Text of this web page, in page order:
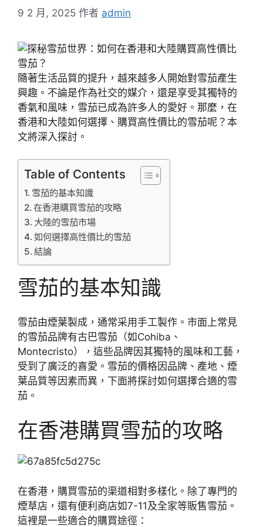
9 2 月, 2025 作者 admin
隨著生活品質的提升，越來越多人開始對雪茄產生
興趣。不論是作為社交的媒介，還是享受其獨特的
香氣和風味，雪茄已成為許多人的愛好。那麼，在
香港和大陸如何選擇、購買高性價比的雪茄呢？本
文將深入探討。
Table of Contents
雪茄的基本知識
在香港購買雪茄的攻略
大陸的雪茄市場
如何選擇高性價比的雪茄
結論
雪茄的基本知識
雪茄由煙葉製成，通常采用手工製作。市面上常見
的雪茄品牌有古巴雪茄（如Cohiba、
Montecristo），這些品牌因其獨特的風味和工藝，
受到了廣泛的喜愛。雪茄的價格因品牌、產地、煙
葉品質等因素而異，下面將探討如何選擇合適的雪
茄。
在香港購買雪茄的攻略
在香港，購買雪茄的渠道相對多樣化。除了專門的
煙草店，還有便利商店如7-11及全家等販售雪茄。
這裡是一些適合的購買途徑：